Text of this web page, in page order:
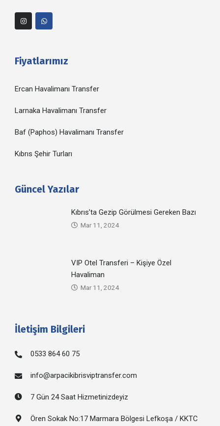
Fiyatlarımız
Ercan Havalimanı Transfer
Larnaka Havalimanı Transfer
Baf (Paphos) Havalimanı Transfer
Kıbrıs Şehir Turları
Güncel Yazılar
Kıbrıs’ta Gezip Görülmesi Gereken Bazı
Mar 11, 2024
VIP Otel Transferi – Kişiye Özel
Havaliman
Mar 11, 2024
İletişim Bilgileri
0533 864 60 75
info@arpacikibrisviptransfer.com
7 Gün 24 Saat Hizmetinizdeyiz
Ören Sokak No:17 Marmara Bölgesi Lefkoşa / KKTC